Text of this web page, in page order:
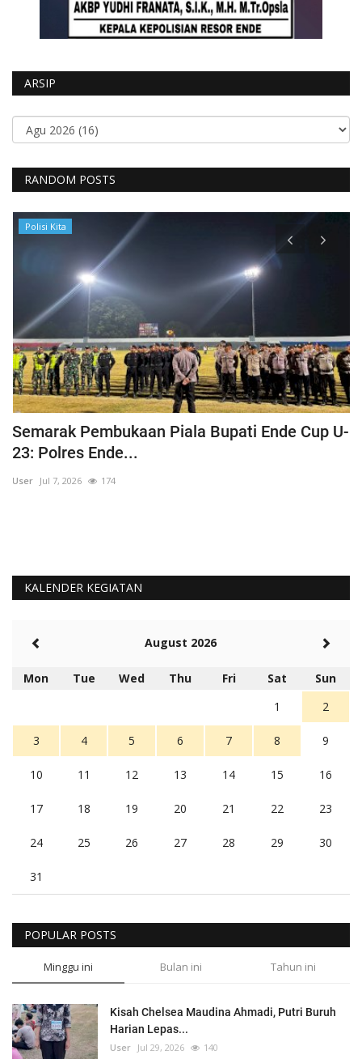
ARSIP
RANDOM POSTS
Polisi Kita
Semarak Pembukaan Piala Bupati Ende Cup U-
23: Polres Ende...
User Jul 7, 2026 174
KALENDER KEGIATAN
August 2026
Mon Tue Wed Thu Fri Sat
Sun
1
2
3 4 5 6 7 8 9
10 11 12 13 14 15 16
17 18 19 20 21 22 23
24 25 26 27 28 29 30
31
POPULAR POSTS
Minggu ini Bulan ini Tahun ini
Kisah Chelsea Maudina Ahmadi, Putri Buruh
Harian Lepas...
User Jul 29, 2026 140